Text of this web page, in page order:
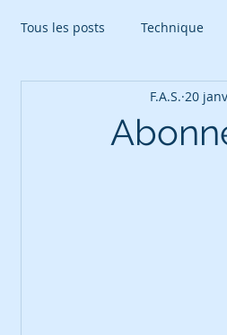
Tous les posts Technique
F.A.S. 20